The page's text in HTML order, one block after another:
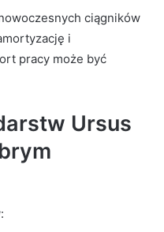
ciągników
i
pracy może być
Ursus